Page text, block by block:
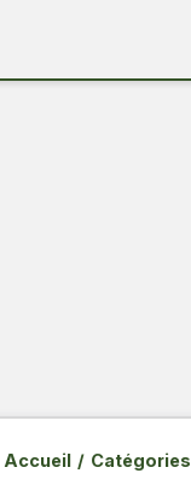
Accueil / Catégories